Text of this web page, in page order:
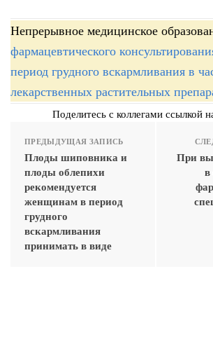
Непрерывное медицинское
фармацевтического
период грудного вскармливания в
лекарственных растительных
Поделитесь с коллегами ссылкой
ПРЕДЫДУЩАЯ ЗАПИСЬ
Плоды шиповника и
плоды облепихи
рекомендуется
женщинам в период
грудного
вскармливания
принимать в виде
При
в